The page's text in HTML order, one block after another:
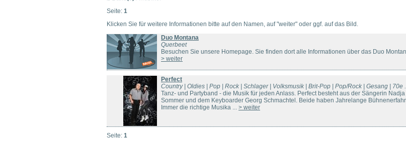
Seite: 1
Klicken Sie für weitere Informationen bitte auf den Namen, auf "weiter" oder ggf. auf das Bild.
Duo Montana
Querbeet
Besuchen Sie unsere Homepage. Sie finden dort alle Informationen über das Duo
> weiter
Perfect
Country | Oldies | Pop | Rock | Schlager | Volksmusik | Brit-Pop | Pop/Rock | Gesang | 70e
Tanz- und Partyband - die Musik für jeden Anlass. Perfect besteht aus der Sängerin Nadja
Sommer und dem Keyboarder Georg Schmachtel. Beide haben Jahrelange
Immer die richtige Musika ... > weiter
Seite: 1